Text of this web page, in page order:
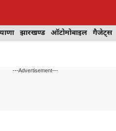
झारखण्ड ऑटोमोबाइल गैजेट्स
---Advertisement---